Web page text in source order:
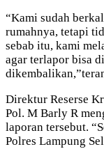
“Kami sudah
rumahnya, tetapi
sebab itu, kami
agar terlapor bisa
Direktur Reserse
Pol. M Barly R
laporan tersebut.
Polres Lampung